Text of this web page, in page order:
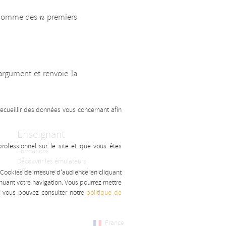
desn
n premiers
et renvoie la
des données vous concernant afin
sur le site et que vous êtes
de mesure d'audience en cliquant
votre navigation. Vous pourrez mettre
pouvez consulter notre politique de
Enseignant
Formations
Découvrir les émulateurs
Offres réservées aux professeurs
France